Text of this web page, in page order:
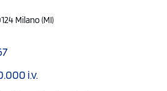
Milano (MI)
i.v.